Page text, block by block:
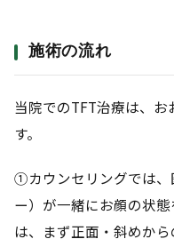
施術の流れ
当院でのTFT治療は、
す。
①カウンセリングでは、
ー）が一緒にお顔の状
は、まず正面・斜めか